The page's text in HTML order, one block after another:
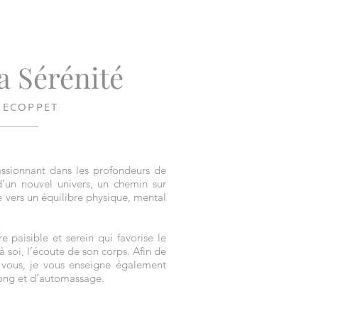
Sérénité
dans les profondeurs de
nouvel univers, un chemin sur
vers un équilibre physique, mental
paisible et serein qui favorise le
soi, l’écoute de son corps. Afin de
je vous enseigne également
et d’automassage.